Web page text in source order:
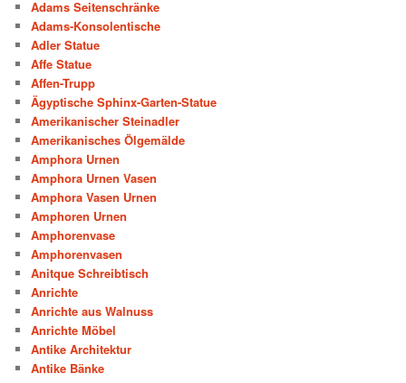
Adams Seitenschränke
Adams-Konsolentische
Adler Statue
Affe Statue
Affen-Trupp
Ägyptische Sphinx-Garten-Statue
Amerikanischer Steinadler
Amerikanisches Ölgemälde
Amphora Urnen
Amphora Urnen Vasen
Amphora Vasen Urnen
Amphoren Urnen
Amphorenvase
Amphorenvasen
Anitque Schreibtisch
Anrichte
Anrichte aus Walnuss
Anrichte Möbel
Antike Architektur
Antike Bänke